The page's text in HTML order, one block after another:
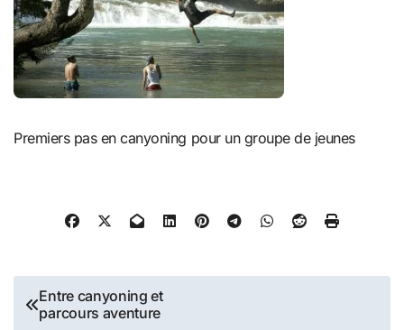
Premiers pas en canyoning pour un groupe de jeunes
Navigation
Entre canyoning et
parcours aventure